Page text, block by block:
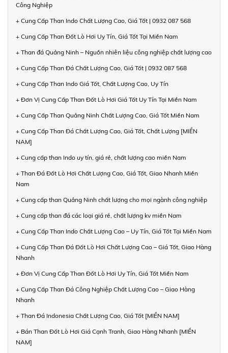
Công Nghiệp
+ Cung Cấp Than Indo Chất Lượng Cao, Giá Tốt | 0932 087 568
+ Cung Cấp Than Đốt Lò Hơi Uy Tín, Giá Tốt Tại Miền Nam
+ Than đá Quảng Ninh – Nguồn nhiên liệu công nghiệp chất lượng cao
+ Cung Cấp Than Đá Chất Lượng Cao, Giá Tốt | 0932 087 568
+ Cung Cấp Than Indo Giá Tốt, Chất Lượng Cao, Uy Tín
+ Đơn Vị Cung Cấp Than Đốt Lò Hơi Giá Tốt Uy Tín Tại Miền Nam
+ Cung Cấp Than Quảng Ninh Chất Lượng Cao, Giá Tốt Miền Nam
+ Cung Cấp Than Đá Chất Lượng Cao, Giá Tốt, Chất Lượng [MIỀN
NAM]
+ Cung cấp than Indo uy tín, giá rẻ, chất lượng cao miền Nam
+ Than Đá Đốt Lò Hơi Chất Lượng Cao, Giá Tốt, Giao Nhanh Miền
Nam
+ Cung cấp than Quảng Ninh chất lượng cho mọi ngành công nghiệp
+ Cung cấp than đá các loại giá rẻ, chất lượng kv miền Nam
+ Cung Cấp Than Indo Chất Lượng Cao – Uy Tín, Giá Tốt Tại Miền Nam
+ Cung Cấp Than Đá Đốt Lò Hơi Chất Lượng Cao – Giá Tốt, Giao Hàng
Nhanh
+ Đơn Vị Cung Cấp Than Đốt Lò Hơi Uy Tín, Giá Tốt Miền Nam
+ Cung Cấp Than Đá Công Nghiệp Chất Lượng Cao – Giao Hàng
Nhanh
+ Than Đá Indonesia Chất Lượng Cao, Giá Tốt [MIỀN NAM]
+ Bán Than Đốt Lò Hơi Giá Cạnh Tranh, Giao Hàng Nhanh [MIỀN
NAM]